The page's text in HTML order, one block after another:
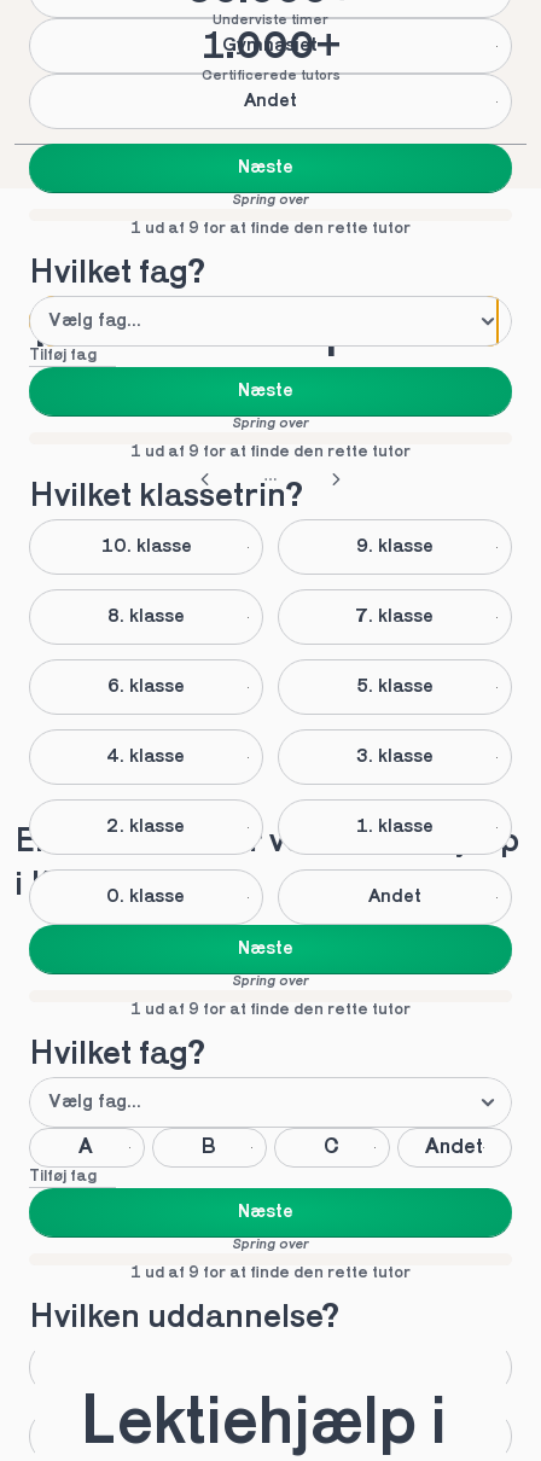
Gymnasiet
Andet
Næste
Spring over
1 ud af 9 for at finde den rette tutor
Hvilket fag?
Tilføj fag
Næste
Spring over
1 ud af 9 for at finde den rette tutor
Hvilket klassetrin?
10. klasse 9. klasse
8. klasse 7. klasse
6. klasse 5. klasse
4. klasse 3. klasse
2. klasse 1. klasse
0. klasse Andet
Næste
Spring over
1 ud af 9 for at finde den rette tutor
Hvilket fag?
A B C Andet
Tilføj fag
Næste
Spring over
1 ud af 9 for at finde den rette tutor
Hvilken uddannelse?
HTX HF
Underviste timer
1.000+
Certificerede tutors
Mød vores top tutors
i Kolind
Elever anbefaler vores lektiehjælp
i Kolind
Lektiehjælp i